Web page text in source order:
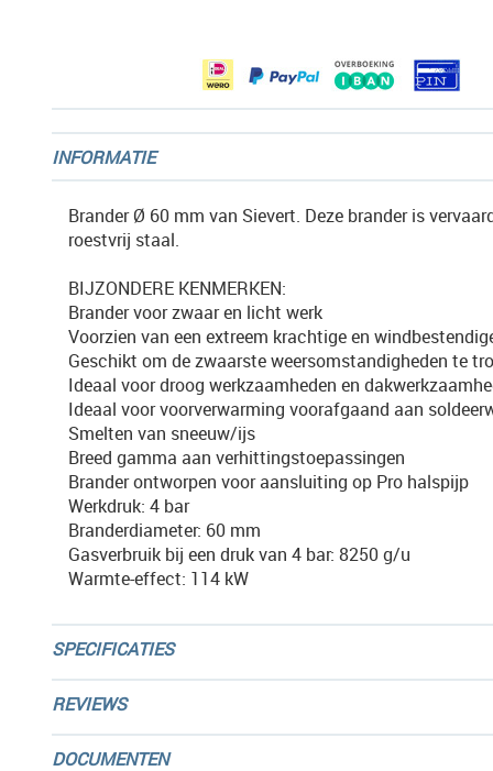
INFORMATIE
Brander Ø 60 mm van Sievert. Deze brander is
roestvrij staal.
BIJZONDERE KENMERKEN:
Brander voor zwaar en licht werk
Voorzien van een extreem krachtige en
Geschikt om de zwaarste weersomstandigheden te
Ideaal voor droog werkzaamheden en
Ideaal voor voorverwarming voorafgaand aan
Smelten van sneeuw/ijs
Breed gamma aan verhittingstoepassingen
Brander ontworpen voor aansluiting op Pro halspijp
Werkdruk: 4 bar
Branderdiameter: 60 mm
Gasverbruik bij een druk van 4 bar: 8250 g/u
Warmte-effect: 114 kW
SPECIFICATIES
REVIEWS
DOCUMENTEN